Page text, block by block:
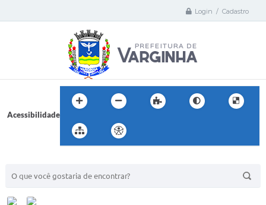
Login / Cadastro
Acessibilidade